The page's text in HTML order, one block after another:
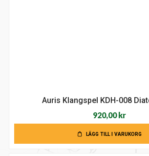
Auris Klangspel KDH-008
920,00 kr
LÄGG TILL I VARUKORG